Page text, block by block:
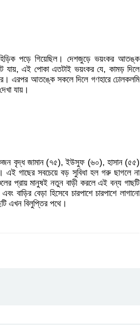
পড়ে গিয়েছিল। দেশজুড়ে ভয়ংকর আতঙ্ক
যায়, এই পোকা এতটাই ভয়ংকর যে, কামড় দিলে
এরপর আতঙ্কে সকলে দিলে গণহারে ঢোলকলমি
যায়।
বৃদ্ধ জামান (৭৫), ইউসুফ (৬০), হাসান (৫৫)
গাছের সবচেয়ে বড় সুবিধা হল গরু ছাগলে না
প্রায় মানুষই নতুন বাড়ী করলে এই বন্য গাছটি
বেড়া হিসেবে চারপাশে চারপাশে লাগানো
এখন বিলুপ্তির পথে।